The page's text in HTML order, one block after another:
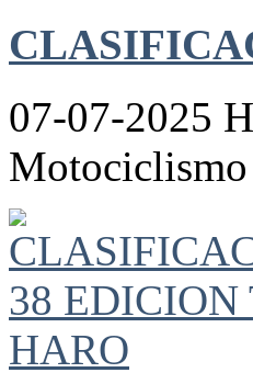
07-07-2025
Motociclismo